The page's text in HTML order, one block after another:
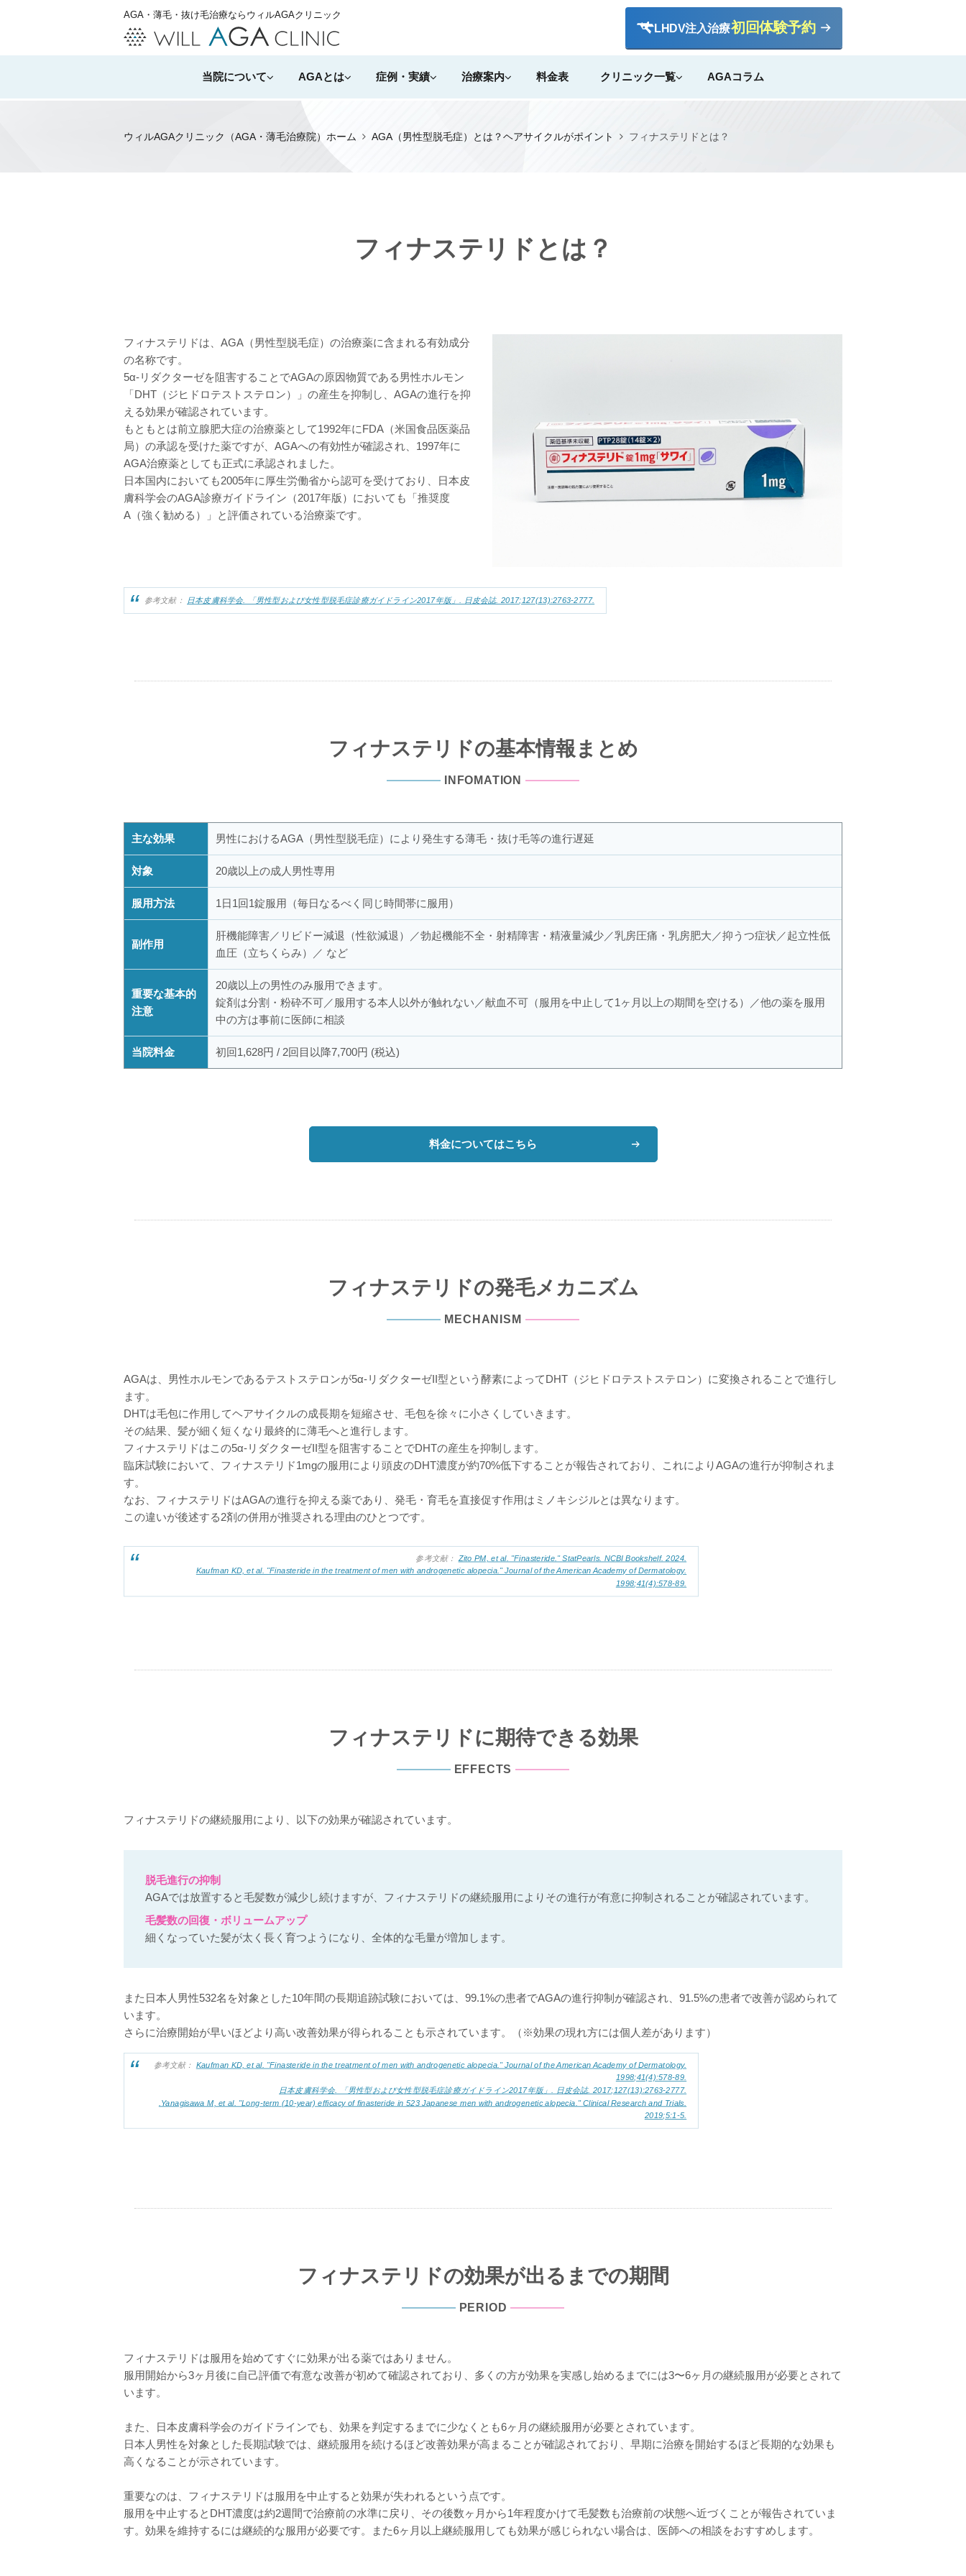
AGA・薄毛・抜け毛治療ならウィルAGAクリニック
LHDV注入治療初回体験予約
当院について AGAとは 症例・実績 治療案内 料金表 クリニック一覧 AGAコラム
ウィルAGAクリニック（AGA・薄毛治療院）ホーム AGA（男性型脱毛症）とは？ヘアサイクルがポイント フィナステリドとは？
フィナステリドとは？
フィナステリドは、AGA（男性型脱毛症）の治療薬に含まれる有効成分
の名称です。
5α-リダクターゼを阻害することでAGAの原因物質である男性ホルモン
「DHT（ジヒドロテストステロン）」の産生を抑制し、AGAの進行を抑
える効果が確認されています。
もともとは前立腺肥大症の治療薬として1992年にFDA（米国食品医薬品
局）の承認を受けた薬ですが、AGAへの有効性が確認され、1997年に
AGA治療薬としても正式に承認されました。
日本国内においても2005年に厚生労働省から認可を受けており、日本皮
膚科学会のAGA診療ガイドライン（2017年版）においても「推奨度
A（強く勧める）」と評価されている治療薬です。
参考文献： 日本皮膚科学会. 「男性型および女性型脱毛症診療ガイドライン2017年版」. 日皮会誌. 2017;127(13):2763-2777.
フィナステリドの基本情報まとめ
INFOMATION
主な効果 男性におけるAGA（男性型脱毛症）により発生する薄毛・抜け毛等の進行遅延
対象 20歳以上の成人男性専用
服用方法 1日1回1錠服用（毎日なるべく同じ時間帯に服用）
副作用
肝機能障害／リビドー減退（性欲減退）／勃起機能不全・射精障害・精液量減少／乳房圧痛・乳房肥大／抑うつ症状／起立性低
血圧（立ちくらみ）／ など
重要な基本的
注意
20歳以上の男性のみ服用できます。
錠剤は分割・粉砕不可／服用する本人以外が触れない／献血不可（服用を中止して1ヶ月以上の期間を空ける）／他の薬を服用
中の方は事前に医師に相談
当院料金 初回1,628円 / 2回目以降7,700円 (税込)
料金についてはこちら
フィナステリドの発毛メカニズム
MECHANISM
AGAは、男性ホルモンであるテストステロンが5α-リダクターゼII型という酵素によってDHT（ジヒドロテストステロン）に変換されることで進行し
ます。
DHTは毛包に作用してヘアサイクルの成長期を短縮させ、毛包を徐々に小さくしていきます。
その結果、髪が細く短くなり最終的に薄毛へと進行します。
フィナステリドはこの5α-リダクターゼII型を阻害することでDHTの産生を抑制します。
臨床試験において、フィナステリド1mgの服用により頭皮のDHT濃度が約70%低下することが報告されており、これによりAGAの進行が抑制されま
す。
なお、フィナステリドはAGAの進行を抑える薬であり、発毛・育毛を直接促す作用はミノキシジルとは異なります。
この違いが後述する2剤の併用が推奨される理由のひとつです。
参考文献：Zito PM, et al. "Finasteride." StatPearls. NCBI Bookshelf. 2024.
Kaufman KD, et al. "Finasteride in the treatment of men with androgenetic alopecia." Journal of the American Academy of Dermatology.
1998;41(4):578-89.
フィナステリドに期待できる効果
EFFECTS
フィナステリドの継続服用により、以下の効果が確認されています。
脱毛進行の抑制
AGAでは放置すると毛髪数が減少し続けますが、フィナステリドの継続服用によりその進行が有意に抑制されることが確認されています。
毛髪数の回復・ボリュームアップ
細くなっていた髪が太く長く育つようになり、全体的な毛量が増加します。
また日本人男性532名を対象とした10年間の長期追跡試験においては、99.1%の患者でAGAの進行抑制が確認され、91.5%の患者で改善が認められて
います。
さらに治療開始が早いほどより高い改善効果が得られることも示されています。（※効果の現れ方には個人差があります）
参考文献： Kaufman KD, et al. "Finasteride in the treatment of men with androgenetic alopecia." Journal of the American Academy of Dermatology.
1998;41(4):578-89.
日本皮膚科学会. 「男性型および女性型脱毛症診療ガイドライン2017年版」. 日皮会誌. 2017;127(13):2763-2777.
.Yanagisawa M, et al. "Long-term (10-year) efficacy of finasteride in 523 Japanese men with androgenetic alopecia." Clinical Research and Trials.
2019;5:1-5.
フィナステリドの効果が出るまでの期間
PERIOD
フィナステリドは服用を始めてすぐに効果が出る薬ではありません。
服用開始から3ヶ月後に自己評価で有意な改善が初めて確認されており、多くの方が効果を実感し始めるまでには3〜6ヶ月の継続服用が必要とされて
います。
また、日本皮膚科学会のガイドラインでも、効果を判定するまでに少なくとも6ヶ月の継続服用が必要とされています。
日本人男性を対象とした長期試験では、継続服用を続けるほど改善効果が高まることが確認されており、早期に治療を開始するほど長期的な効果も
高くなることが示されています。
重要なのは、フィナステリドは服用を中止すると効果が失われるという点です。
服用を中止するとDHT濃度は約2週間で治療前の水準に戻り、その後数ヶ月から1年程度かけて毛髪数も治療前の状態へ近づくことが報告されていま
す。効果を維持するには継続的な服用が必要です。また6ヶ月以上継続服用しても効果が感じられない場合は、医師への相談をおすすめします。